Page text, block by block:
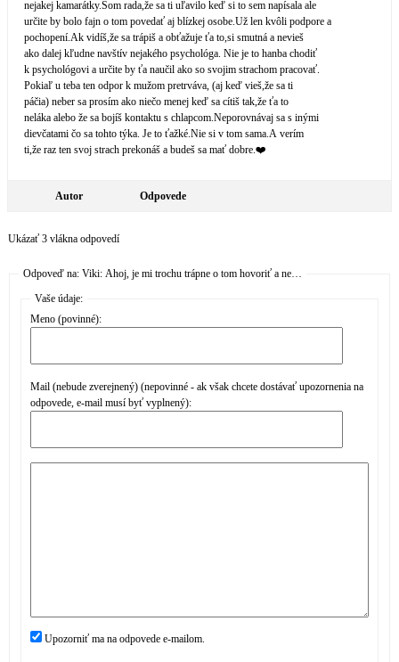
nejakej kamarátky.Som rada,že sa ti uľavilo keď si to sem napísala ale
určite by bolo fajn o tom povedať aj blízkej osobe.Už len kvôli podpore a
pochopení.Ak vidíš,že sa trápiš a obťažuje ťa to,si smutná a nevieš
ako dalej kľudne navštív nejakého psychológa. Nie je to hanba chodiť
k psychológovi a určite by ťa naučil ako so svojim strachom pracovať.
Pokiaľ u teba ten odpor k mužom pretrváva, (aj keď vieš,že sa ti
páčia) neber sa prosím ako niečo menej keď sa cítiš tak,že ťa to
neláka alebo že sa bojíš kontaktu s chlapcom.Ne­porovnávaj sa s inými
dievčatami čo sa tohto týka. Je to ťažké.Nie si v tom sama.A verím
ti,že raz ten svoj strach prekonáš a budeš sa mať dobre.❤️
Autor Odpovede
Ukázať 3 vlákna odpovedí
Odpoveď na: Viki: Ahoj, je mi trochu trápne o tom hovoriť a ne…
Vaše údaje:
Meno (povinné):
Mail (nebude zverejnený) (nepovinné - ak však chcete dostávať upozornenia na
odpovede, e-mail musí byť vyplnený):
Upozorniť ma na odpovede e-mailom.